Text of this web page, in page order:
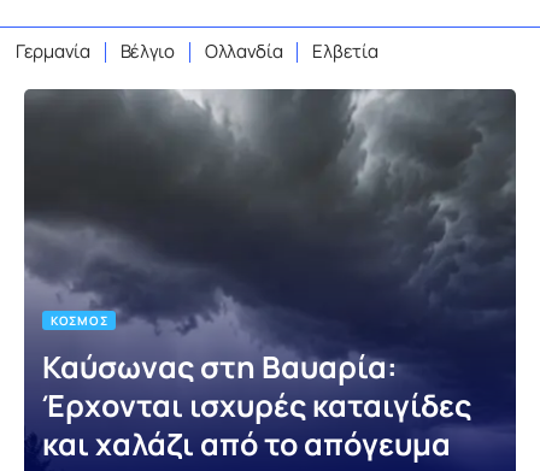
Γερμανία Βέλγιο Ολλανδία Ελβετία
ΚΌΣΜΟΣ
Καύσωνας στη Βαυαρία:
Έρχονται ισχυρές καταιγίδες
και χαλάζι από το απόγευμα